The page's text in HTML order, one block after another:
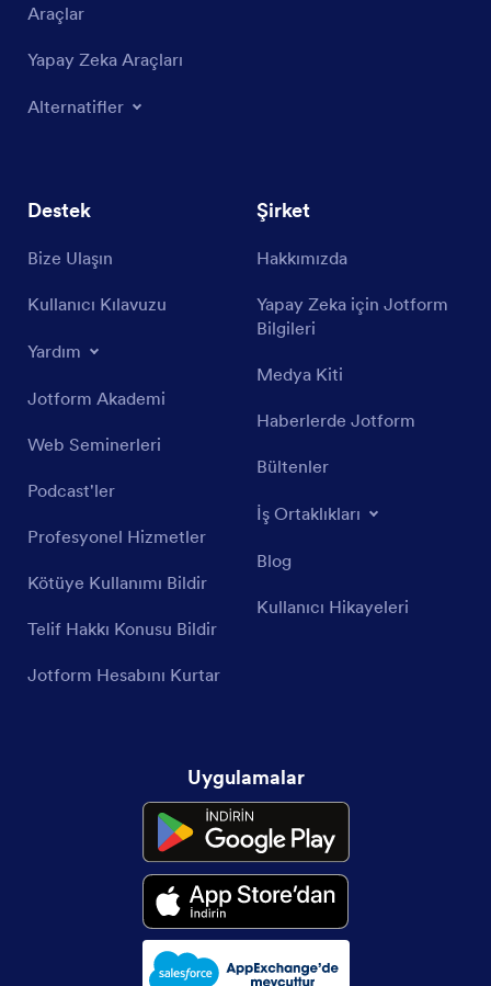
Araçlar
Yapay Zeka Araçları
Alternatifler
Destek
Bize Ulaşın
Kullanıcı Kılavuzu
Yardım
Jotform Akademi
Web Seminerleri
Podcast'ler
Profesyonel Hizmetler
Kötüye Kullanımı Bildir
Telif Hakkı Konusu Bildir
Jotform Hesabını Kurtar
Şirket
Hakkımızda
Yapay Zeka için Jotform
Bilgileri
Medya Kiti
Haberlerde Jotform
Bültenler
İş Ortaklıkları
Blog
Kullanıcı Hikayeleri
Uygulamalar